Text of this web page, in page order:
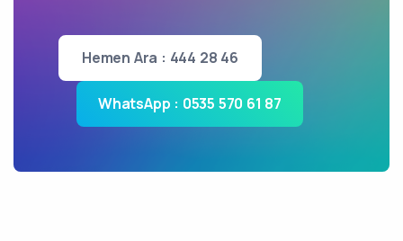
Hemen Ara : 444 28 46
WhatsApp : 0535 570 61 87